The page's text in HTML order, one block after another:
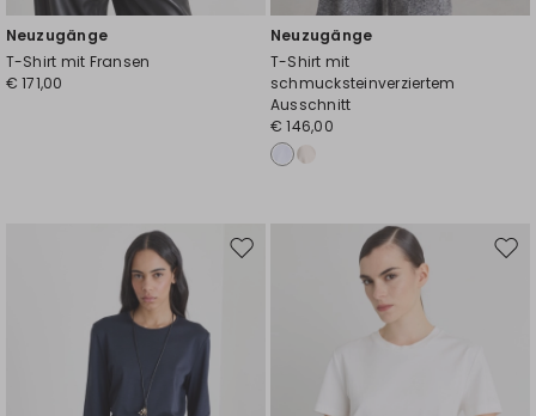
Neuzugänge
T-Shirt mit Fransen
€ 171,00
Neuzugänge
T-Shirt mit
schmucksteinverziertem
Ausschnitt
€ 146,00
Auf
Auf